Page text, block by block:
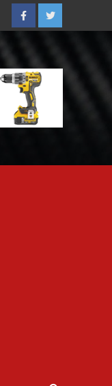
FacebookTwitter